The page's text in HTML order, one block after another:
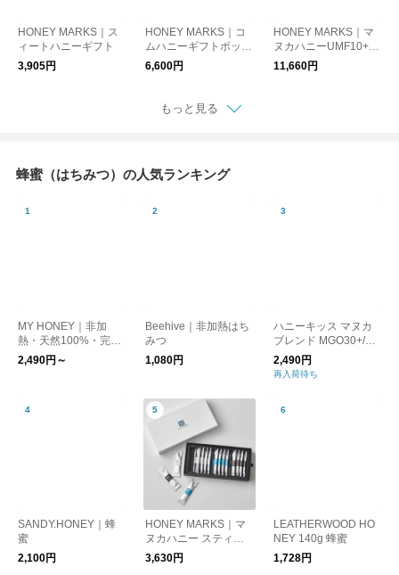
HONEY MARKS｜ス
ィートハニーギフト
3,905円
HONEY MARKS｜コ
ムハニーギフトボック
ス スパチュラ付
6,600円
HONEY MARKS｜マ
ヌカハニーUMF10+と
マヌカスティックのギ
フトセット スプーン
11,660円
もっと見る
蜂蜜（はちみつ）の人気ランキング
MY HONEY｜非加
熱・天然100%・完全
無添加 食べやすく続
けやすい特別なマヌカ
ハニーと、ハンガリー
2,490円～
Beehive｜非加熱はち
みつ
1,080円
ハニーキッス マヌカ
ブレンド MGO30+/マ
ヌカハニー
2,490円
再入荷待ち
SANDY.HONEY｜蜂
蜜
2,100円
HONEY MARKS｜マ
ヌカハニー スティッ
クタイプ ギフトセッ
ト
3,630円
LEATHERWOOD HO
NEY 140g 蜂蜜
1,728円